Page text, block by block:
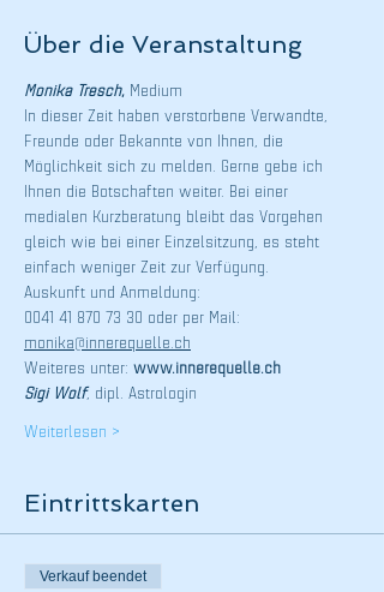
Über die Veranstaltung
Monika Tresch, Medium
In dieser Zeit haben verstorbene Verwandte,
Freunde oder Bekannte von Ihnen, die
Möglichkeit sich zu melden. Gerne gebe ich
Ihnen die Botschaften weiter. Bei einer
medialen Kurzberatung bleibt das Vorgehen
gleich wie bei einer Einzelsitzung, es steht
einfach weniger Zeit zur Verfügung.
Auskunft und Anmeldung:
0041 41 870 73 30 oder per Mail:
monika@innerequelle.ch
Weiteres unter: www.innerequelle.ch
Sigi Wolf, dipl. Astrologin
Weiterlesen >
Eintrittskarten
Verkauf beendet